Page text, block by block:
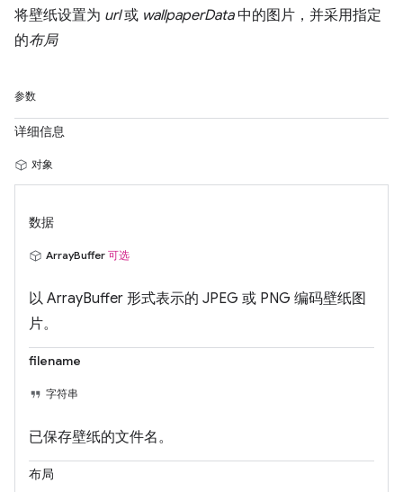
将壁纸设置为 url或 wallpaperData中的图片，并采用指定
的布局
参数
详细信息
对象
数据
ArrayBuffer 可选
以 ArrayBuffer 形式表示的 JPEG 或 PNG 编码壁纸图
片。
filename
字符串
已保存壁纸的文件名。
布局